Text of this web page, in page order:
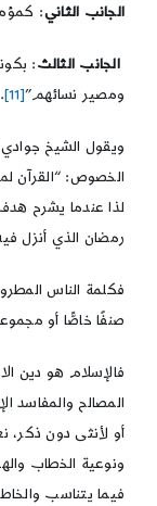
الجانب الثاني:
الجانب الثالث:
ومصير نسائهم”[11]
.
ويقول الشيخ جوادي
الخصوص: “القرآن
لذا عندما يشرح
رمضان الذي أنزل
فكلمة الناس
صنفًا خاصًّا أو
فالإسلام هو دين
المصالح والمفاسد
أو لأنثى دون
ونوعية الخطاب
فيما يتناسب